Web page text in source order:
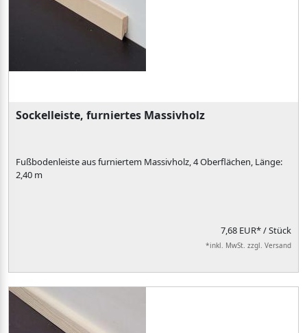
Sockelleiste, furniertes Massivholz
Fußbodenleiste aus furniertem Massivholz, 4 Oberflächen, Länge:
2,40 m
7,68 EUR*/ Stück
*inkl. MwSt. zzgl. Versand